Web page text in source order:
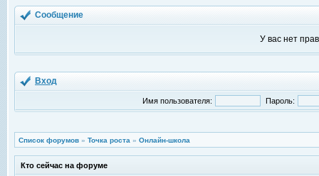
Сообщение
У вас нет
Вход
Имя пользователя: Пароль:
Список форумов » Точка роста » Онлайн-школа
Кто сейчас на форуме